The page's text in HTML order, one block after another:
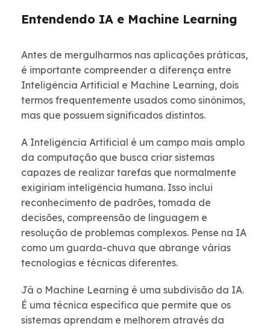
Entendendo IA e Machine Learning
Antes de mergulharmos nas aplicações práticas,
é importante compreender a diferença entre
Inteligência Artificial e Machine Learning, dois
termos frequentemente usados como sinônimos,
mas que possuem significados distintos.
A Inteligência Artificial é um campo mais amplo
da computação que busca criar sistemas
capazes de realizar tarefas que normalmente
exigiriam inteligência humana. Isso inclui
reconhecimento de padrões, tomada de
decisões, compreensão de linguagem e
resolução de problemas complexos. Pense na IA
como um guarda-chuva que abrange várias
tecnologias e técnicas diferentes.
Já o Machine Learning é uma subdivisão da IA.
É uma técnica específica que permite que os
sistemas aprendam e melhorem através da